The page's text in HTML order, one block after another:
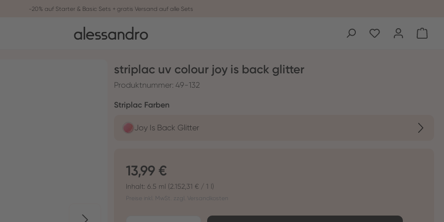
-20% auf Starter & Basic Sets + gratis Versand auf alle Sets
striplac uv colour joy is back glitter
Produktnummer: 49-132
Striplac Farben
Joy Is Back Glitter
Regulärer Preis:
13,99 €
Inhalt: 6.5 ml (2.152,31 € / 1 l)
Preise inkl. MwSt. zzgl. Versandkosten